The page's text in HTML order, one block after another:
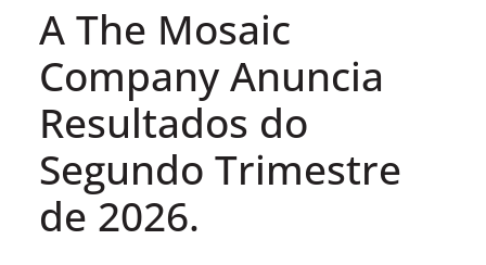
A The Mosaic
Company Anuncia
Resultados do
Segundo Trimestre
de 2026.